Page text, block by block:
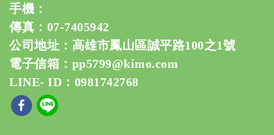
手機：
傳真：07-7405942
公司地址：高雄市鳳山區誠平路100之1號
電子信箱： pp5799@kimo.com
LINE- ID：0981742768